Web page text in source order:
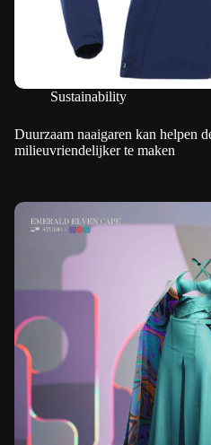
Sustainability
Duurzaam naaigaren kan helpen
milieuvriendelijker te maken